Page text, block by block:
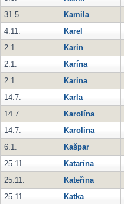
31.5.
Kamila
4.11.
Karel
2.1.
Karin
2.1.
Karína
2.1.
Karina
14.7.
Karla
14.7.
Karolína
14.7.
Karolina
6.1.
Kašpar
25.11.
Katarína
25.11.
Kateřina
25.11.
Katka